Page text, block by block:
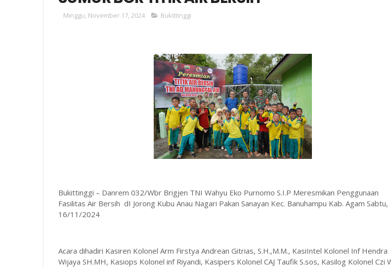
Minggu, November 17, 2024 Bukittinggi
Bukittinggi – Danrem 032/Wbr Brigjen TNI Wahyu Eko Purnomo S.I.P Meresmikan Penggunaan
Fasilitas Air Bersih dI Jorong Kubu Anau Nagari Pakan Sanayan Kec. Banuhampu Kab. Agam Sabtu,
16/11/2024
Acara dihadiri Kasiren Kolonel Arm Firstya Andrean Gitrias, S.H.,M.M., KasiIntel Kolonel Inf Hendra
Wijaya SH.MH, Kasiops Kolonel inf Riyandi, Kasipers Kolonel CAJ Taufik S.sos, Kasilog Kolonel Czi